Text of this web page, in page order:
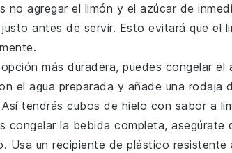
no agregar el limón y el azúcar de
antes de servir. Esto evitará que el
más duradera, puedes congelar el
el agua preparada y añade una rodaja
tendrás cubos de hielo con sabor a
congelar la bebida completa,
Usa un recipiente de plástico